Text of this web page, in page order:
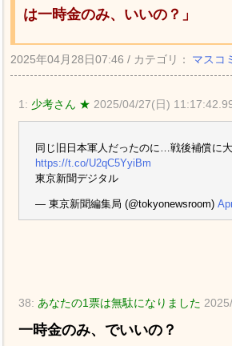
は一時金のみ、いいの？」
2025年04月28日07:46 / カテゴリ： マスコ
1: 少考さん ★ 2025/04/27(日)
同じ旧日本軍人だったのに…戦後補償に
https://t.co/U2qC5YyiBm
東京新聞デジタル
— 東京新聞編集局 (@tokyonewsroom)
38: あなたの1票は無駄になりました
一時金のみ、でいいの？